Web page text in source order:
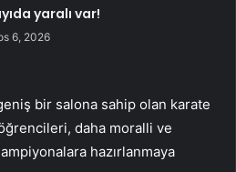
yaralı var!
6, 2026
bir salona sahip olan karate
daha moralli ve
hazırlanmaya